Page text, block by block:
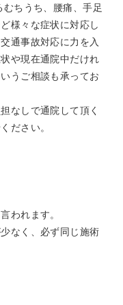
ちうち、腰痛、手足
様々な症状に対応し
通事故対応に力を入
や現在通院中だけれ
うご相談も承ってお
なしで通院して頂く
ださい。
われます。
なく、必ず同じ施術